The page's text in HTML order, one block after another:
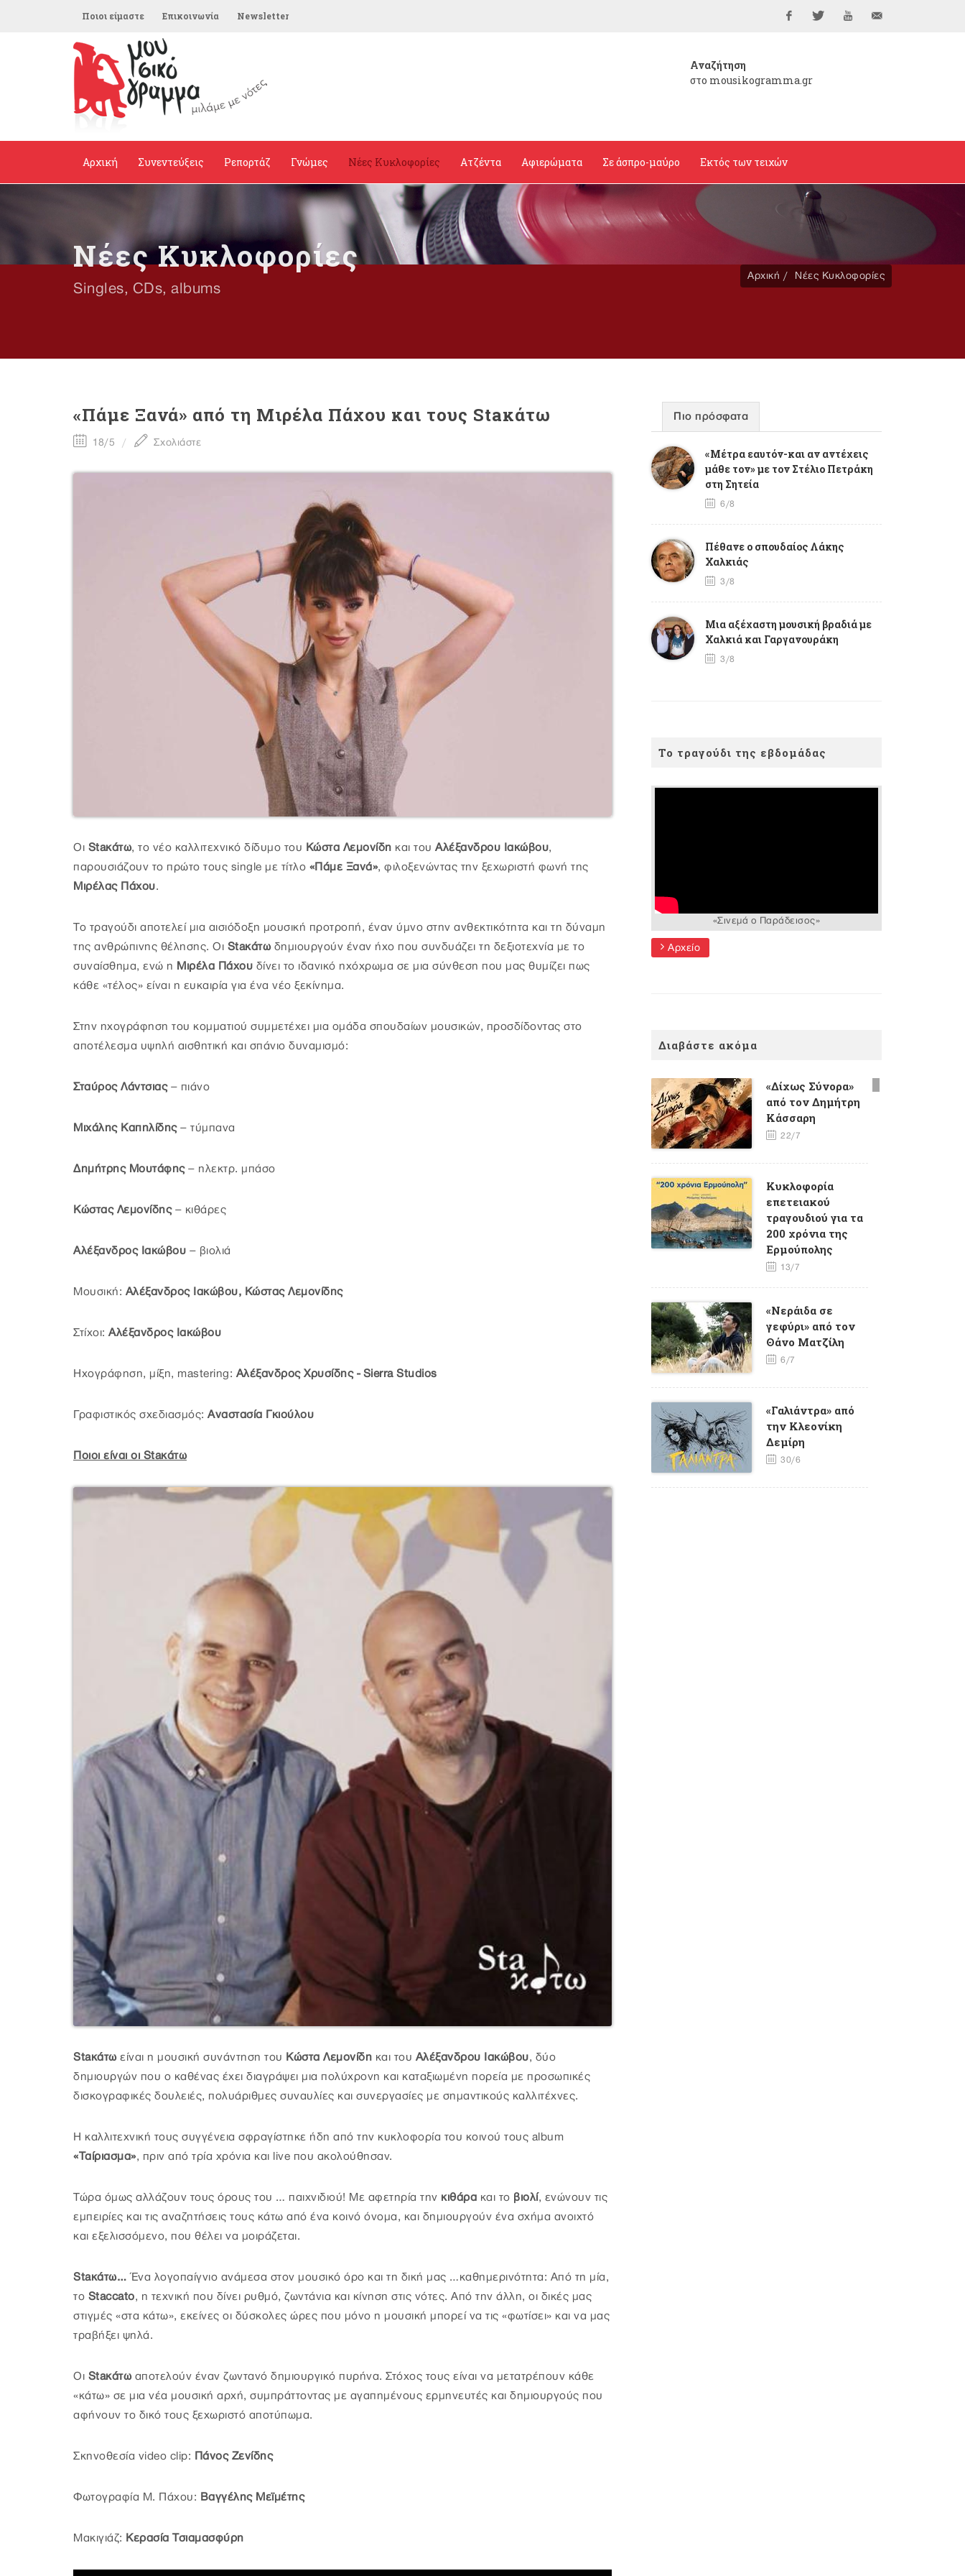
Ποιοι είμαστε Επικοινωνία Newsletter
Αναζήτηση
στο mousikogramma.gr
Αρχική Συνεντεύξεις Ρεπορτάζ Γνώμες Νέες Κυκλοφορίες Ατζέντα Αφιερώματα Σε άσπρο-μαύρο Εκτός των τειχών
Νέες Κυκλοφορίες
Singles, CDs, albums
Αρχική Νέες Κυκλοφορίες
«Πάμε Ξανά» από τη Μιρέλα Πάχου και τους Staκάτω
18/5 Σχολιάστε
Οι Staκάτω, το νέο καλλιτεχνικό δίδυμο του Κώστα Λεμονίδη και του Αλέξανδρου Ιακώβου,
παρουσιάζουν το πρώτο τους single με τίτλο «Πάμε Ξανά», φιλοξενώντας την ξεχωριστή φωνή της
Μιρέλας Πάχου.
Το τραγούδι αποτελεί μια αισιόδοξη μουσική προτροπή, έναν ύμνο στην ανθεκτικότητα και τη δύναμη
της ανθρώπινης θέλησης. Oι Staκάτω δημιουργούν έναν ήχο που συνδυάζει τη δεξιοτεχνία με το
συναίσθημα, ενώ η Μιρέλα Πάχου δίνει το ιδανικό ηχόχρωμα σε μια σύνθεση που μας θυμίζει πως
κάθε «τέλος» είναι η ευκαιρία για ένα νέο ξεκίνημα.
Στην ηχογράφηση του κομματιού συμμετέχει μια ομάδα σπουδαίων μουσικών, προσδίδοντας στο
αποτέλεσμα υψηλή αισθητική και σπάνιο δυναμισμό:
Σταύρος Λάντσιας – πιάνο
Μιχάλης Καπηλίδης– τύμπανα
Δημήτρης Μουτάφης– ηλεκτρ. μπάσο
Κώστας Λεμονίδης– κιθάρες
Αλέξανδρος Ιακώβου – βιολιά
Μουσική: Αλέξανδρος Ιακώβου, Κώστας Λεμονίδης
Στίχοι: Αλέξανδρος Ιακώβου
Ηχογράφηση, μίξη, mastering: Αλέξανδρος Χρυσίδης - Sierra Studios
Γραφιστικός σχεδιασμός: Αναστασία Γκιούλου
Ποιοι είναι οι Staκάτω
Staκάτωείναι η μουσική συνάντηση του Κώστα Λεμονίδη και του Αλέξανδρου Ιακώβου, δύο
δημιουργών που ο καθένας έχει διαγράψει μια πολύχρονη και καταξιωμένη πορεία με προσωπικές
δισκογραφικές δουλειές, πολυάριθμες συναυλίες και συνεργασίες με σημαντικούς καλλιτέχνες.
Η καλλιτεχνική τους συγγένεια σφραγίστηκε ήδη από την κυκλοφορία του κοινού τους album
«Ταίριασμα», πριν από τρία χρόνια και live που ακολούθησαν.
Τώρα όμως αλλάζουν τους όρους του … παιχνιδιού! Με αφετηρία την κιθάρα και το βιολί, ενώνουν τις
εμπειρίες και τις αναζητήσεις τους κάτω από ένα κοινό όνομα, και δημιουργούν ένα σχήμα ανοιχτό
και εξελισσόμενο, που θέλει να μοιράζεται.
Staκάτω… Ένα λογοπαίγνιο ανάμεσα στον μουσικό όρο και τη δική μας …καθημερινότητα: Από τη μία,
το Staccato, η τεχνική που δίνει ρυθμό, ζωντάνια και κίνηση στις νότες. Από την άλλη, οι δικές μας
στιγμές «στα κάτω», εκείνες οι δύσκολες ώρες που μόνο η μουσική μπορεί να τις «φωτίσει» και να μας
τραβήξει ψηλά.
Οι Staκάτωαποτελούν έναν ζωντανό δημιουργικό πυρήνα. Στόχος τους είναι να μετατρέπουν κάθε
«κάτω» σε μια νέα μουσική αρχή, συμπράττοντας με αγαπημένους ερμηνευτές και δημιουργούς που
αφήνουν το δικό τους ξεχωριστό αποτύπωμα.
Σκηνοθεσία video clip: Πάνος Ζενίδης
Φωτογραφία Μ. Πάχου: Βαγγέλης Μεϊμέτης
Μακιγιάζ: Κερασία Τσιαμασφύρη
Πιο πρόσφατα
«Μέτρα εαυτόν-και αν αντέχεις
μάθε τον» με τον Στέλιο Πετράκη
στη Σητεία
6/8
Πέθανε ο σπουδαίος Λάκης
Χαλκιάς
3/8
Mια αξέχαστη μουσική βραδιά με
Χαλκιά και Γαργανουράκη
3/8
Το τραγούδι της εβδομάδας
«Σινεμά ο Παράδεισος»
Αρχείο
Διαβάστε ακόμα
«Δίχως Σύνορα»
από τον Δημήτρη
Κάσσαρη
22/7
Κυκλοφορία
επετειακού
τραγουδιού για τα
200 χρόνια της
Ερμούπολης
13/7
«Νεράιδα σε
γεφύρι» από τον
Θάνο Ματζίλη
6/7
«Γαλιάντρα» από
την Κλεονίκη
Δεμίρη
30/6